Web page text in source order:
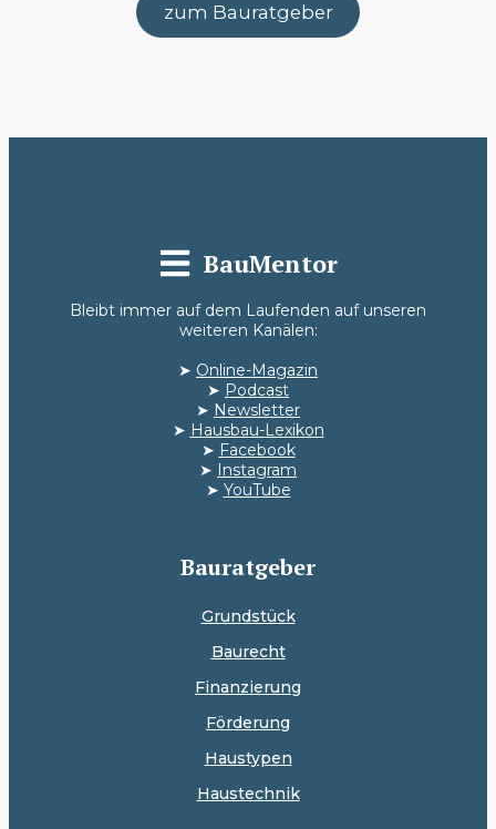
zum Bauratgeber
BauMentor
Bleibt immer auf dem Laufenden auf unseren
weiteren Kanälen:
➤ Online-Magazin
➤ Podcast
➤ Newsletter
➤ Hausbau-Lexikon
➤ Facebook
➤
Instagram
➤ YouTube
Bauratgeber
Grundstück
Baurecht
Finanzierung
Förderung
Haustypen
Haustechnik